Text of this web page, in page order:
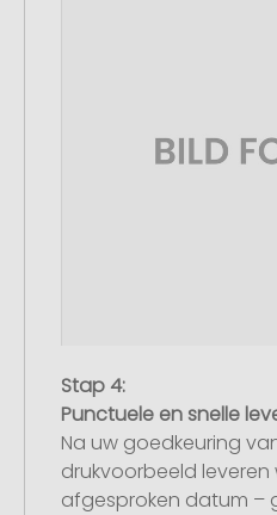
Stap 4:
Punctuele en snelle
Na uw goedkeuring
drukvoorbeeld leveren
afgesproken datum –